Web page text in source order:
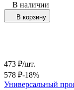
В наличии
В корзину
473 ₽/шт.
578 ₽-18%
Универсальный